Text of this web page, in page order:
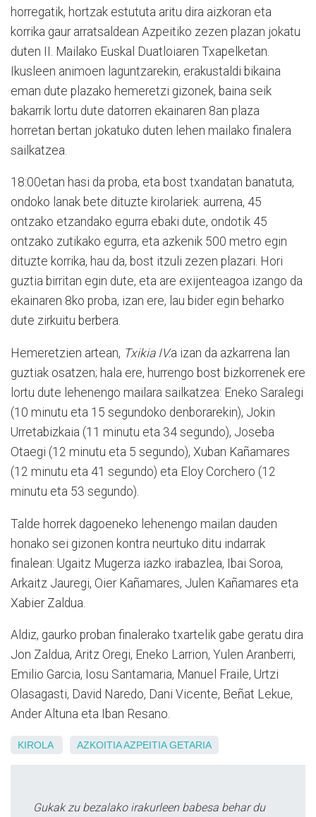
horregatik, hortzak estututa aritu dira aizkoran eta
korrika gaur arratsaldean Azpeitiko zezen plazan jokatu
duten II. Mailako Euskal Duatloiaren Txapelketan.
Ikusleen animoen laguntzarekin, erakustaldi bikaina
eman dute plazako hemeretzi gizonek, baina seik
bakarrik lortu dute datorren ekainaren 8an plaza
horretan bertan jokatuko duten lehen mailako finalera
sailkatzea.
18:00etan hasi da proba, eta bost txandatan banatuta,
ondoko lanak bete dituzte kirolariek: aurrena, 45
ontzako etzandako egurra ebaki dute, ondotik 45
ontzako zutikako egurra, eta azkenik 500 metro egin
dituzte korrika, hau da, bost itzuli zezen plazari. Hori
guztia birritan egin dute, eta are exijenteagoa izango da
ekainaren 8ko proba, izan ere, lau bider egin beharko
dute zirkuitu berbera.
Hemeretzien artean, Txikia IV.a izan da azkarrena lan
guztiak osatzen; hala ere, hurrengo bost bizkorrenek ere
lortu dute lehenengo mailara sailkatzea: Eneko Saralegi
(10 minutu eta 15 segundoko denborarekin), Jokin
Urretabizkaia (11 minutu eta 34 segundo), Joseba
Otaegi (12 minutu eta 5 segundo), Xuban Kañamares
(12 minutu eta 41 segundo) eta Eloy Corchero (12
minutu eta 53 segundo).
Talde horrek dagoeneko lehenengo mailan dauden
honako sei gizonen kontra neurtuko ditu indarrak
finalean: Ugaitz Mugerza iazko irabazlea, Ibai Soroa,
Arkaitz Jauregi, Oier Kañamares, Julen Kañamares eta
Xabier Zaldua.
Aldiz, gaurko proban finalerako txartelik gabe geratu dira
Jon Zaldua, Aritz Oregi, Eneko Larrion, Yulen Aranberri,
Emilio Garcia, Iosu Santamaria, Manuel Fraile, Urtzi
Olasagasti, David Naredo, Dani Vicente, Beñat Lekue,
Ander Altuna eta Iban Resano.
KIROLA AZKOITIAAZPEITIA GETARIA
Gukak zu bezalako irakurleen babesa behar du